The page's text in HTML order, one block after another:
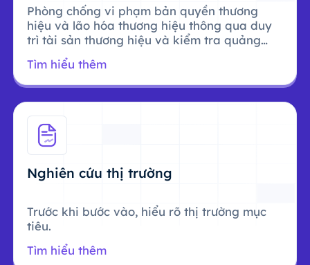
Phòng chống vi phạm bản quyền thương
hiệu và lão hóa thương hiệu thông qua duy
trì tài sản thương hiệu và kiểm tra quảng
Tìm hiểu thêm
Nghiên cứu thị trường
Trước khi bước vào, hiểu rõ thị trường mục
tiêu.
Tìm hiểu thêm